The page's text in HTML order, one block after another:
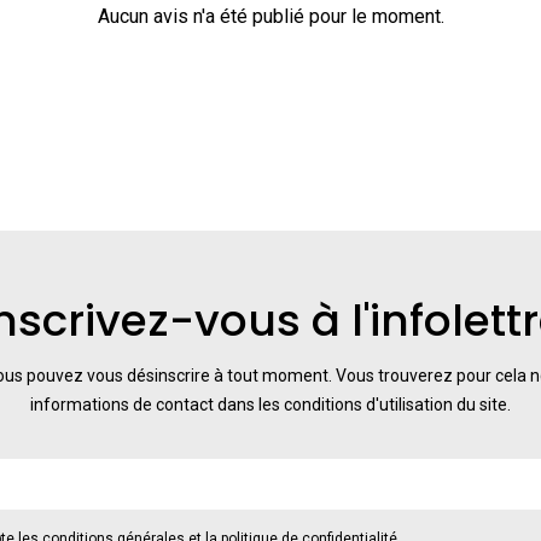
Aucun avis n'a été publié pour le moment.
vous à
pouvez vous désinscrire à tout moment. Vous trouverez pour cela
informations de contact dans les conditions d'utilisation du site.